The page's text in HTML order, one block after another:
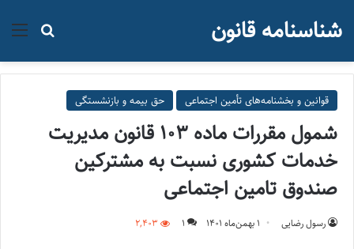
جستجو شناسنامه قانون
قوانین و بخشنامه‌های تأمین اجتماعی حق بیمه و بازنشستگی
شمول مقررات ماده ۱۰۳ قانون مدیریت
خدمات کشوری نسبت به مشترکین
صندوق تامین اجتماعی
رسول رضایی ۱ بهمن‌ماه ۱۴۰۱ 1
2,403